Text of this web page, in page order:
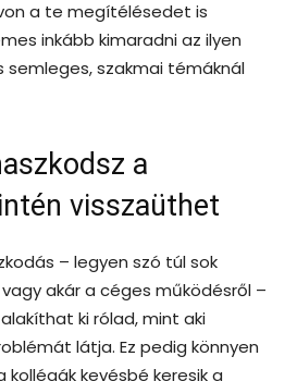
a te megítélésedet is
inkább kimaradni az ilyen
semleges, szakmai témáknál
a
visszaüthet
– legyen szó túl sok
akár a céges működésről –
ki rólad, mint aki
látja. Ez pedig könnyen
kevésbé keresik a